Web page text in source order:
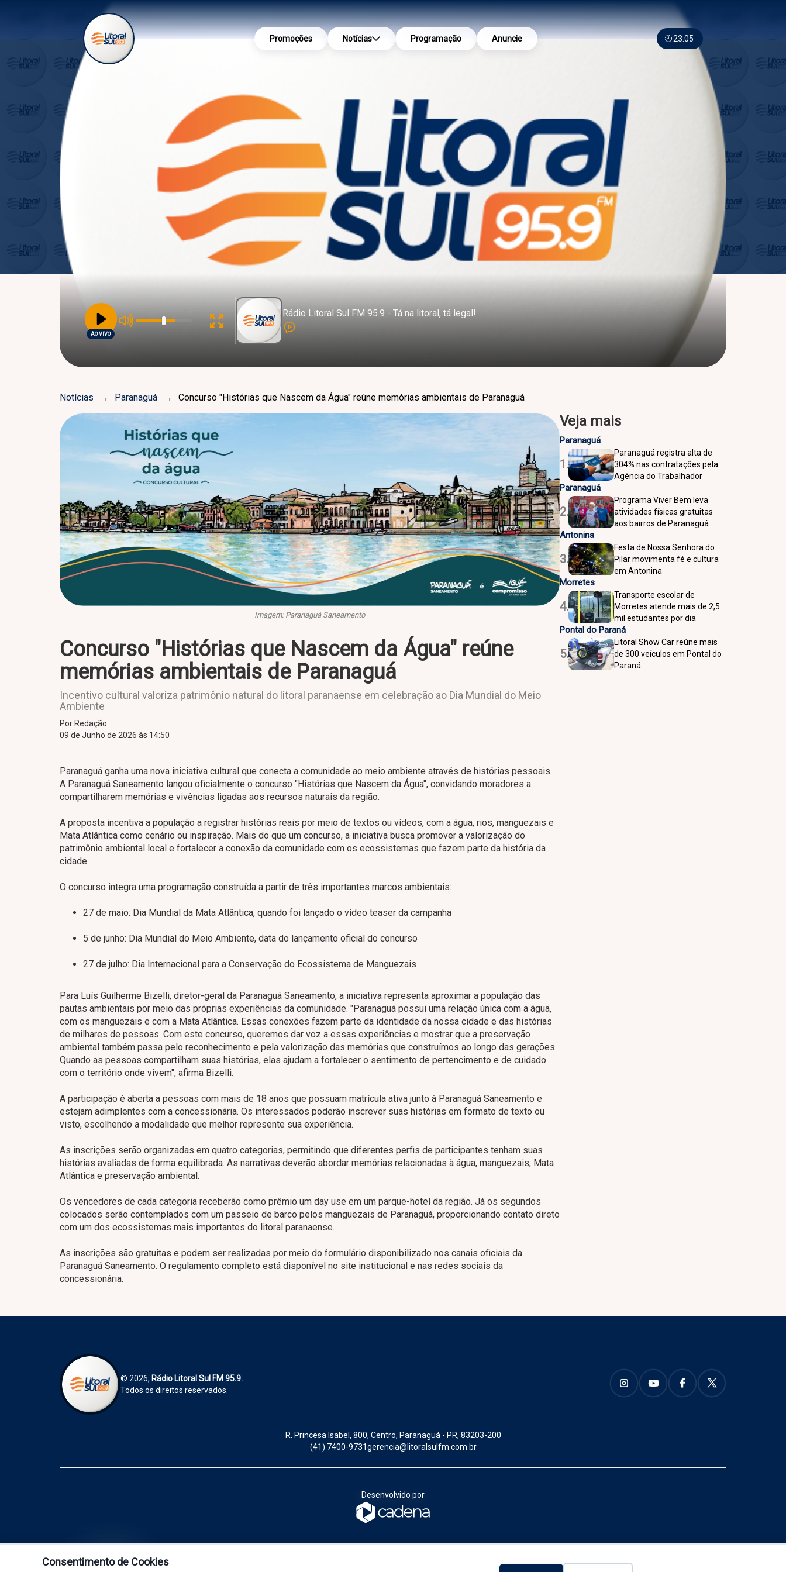
Promoções Notícias Programação Anuncie 23:05
AO VIVO
Rádio Litoral Sul FM 95.9 - Tá na litoral, tá legal!
Notícias → Paranaguá → Concurso "Histórias que Nascem da Água" reúne memórias ambientais de Paranaguá
Imagem: Paranaguá Saneamento
Concurso "Histórias que Nascem da Água" reúne
memórias ambientais de Paranaguá
Incentivo cultural valoriza patrimônio natural do litoral paranaense em celebração ao Dia Mundial do Meio
Ambiente
Por Redação
09 de Junho de 2026 às 14:50
Paranaguá ganha uma nova iniciativa cultural que conecta a comunidade ao meio ambiente através de histórias pessoais.
A Paranaguá Saneamento lançou oficialmente o concurso "Histórias que Nascem da Água", convidando moradores a
compartilharem memórias e vivências ligadas aos recursos naturais da região.
A proposta incentiva a população a registrar histórias reais por meio de textos ou vídeos, com a água, rios, manguezais e
Mata Atlântica como cenário ou inspiração. Mais do que um concurso, a iniciativa busca promover a valorização do
patrimônio ambiental local e fortalecer a conexão da comunidade com os ecossistemas que fazem parte da história da
cidade.
O concurso integra uma programação construída a partir de três importantes marcos ambientais:
27 de maio: Dia Mundial da Mata Atlântica, quando foi lançado o vídeo teaser da campanha
5 de junho: Dia Mundial do Meio Ambiente, data do lançamento oficial do concurso
27 de julho: Dia Internacional para a Conservação do Ecossistema de Manguezais
Para Luís Guilherme Bizelli, diretor-geral da Paranaguá Saneamento, a iniciativa representa aproximar a população das
pautas ambientais por meio das próprias experiências da comunidade. "Paranaguá possui uma relação única com a água,
com os manguezais e com a Mata Atlântica. Essas conexões fazem parte da identidade da nossa cidade e das histórias
de milhares de pessoas. Com este concurso, queremos dar voz a essas experiências e mostrar que a preservação
ambiental também passa pelo reconhecimento e pela valorização das memórias que construímos ao longo das gerações.
Quando as pessoas compartilham suas histórias, elas ajudam a fortalecer o sentimento de pertencimento e de cuidado
com o território onde vivem", afirma Bizelli.
A participação é aberta a pessoas com mais de 18 anos que possuam matrícula ativa junto à Paranaguá Saneamento e
estejam adimplentes com a concessionária. Os interessados poderão inscrever suas histórias em formato de texto ou
visto, escolhendo a modalidade que melhor represente sua experiência.
As inscrições serão organizadas em quatro categorias, permitindo que diferentes perfis de participantes tenham suas
histórias avaliadas de forma equilibrada. As narrativas deverão abordar memórias relacionadas à água, manguezais, Mata
Atlântica e preservação ambiental.
Os vencedores de cada categoria receberão como prêmio um day use em um parque-hotel da região. Já os segundos
colocados serão contemplados com um passeio de barco pelos manguezais de Paranaguá, proporcionando contato direto
com um dos ecossistemas mais importantes do litoral paranaense.
As inscrições são gratuitas e podem ser realizadas por meio do formulário disponibilizado nos canais oficiais da
Paranaguá Saneamento. O regulamento completo está disponível no site institucional e nas redes sociais da
concessionária.
Veja mais
Paranaguá
1.
Paranaguá registra alta de
304% nas contratações pela
Agência do Trabalhador
Paranaguá
2.
Programa Viver Bem leva
atividades físicas gratuitas
aos bairros de Paranaguá
Antonina
3.
Festa de Nossa Senhora do
Pilar movimenta fé e cultura
em Antonina
Morretes
4.
Transporte escolar de
Morretes atende mais de 2,5
mil estudantes por dia
Pontal do Paraná
5.
Litoral Show Car reúne mais
de 300 veículos em Pontal do
Paraná
© 2026, Rádio Litoral Sul FM 95.9.
Todos os direitos reservados.
R. Princesa Isabel, 800, Centro, Paranaguá - PR, 83203-200
(41) 7400-9731gerencia@litoralsulfm.com.br
Desenvolvido por
Consentimento de Cookies